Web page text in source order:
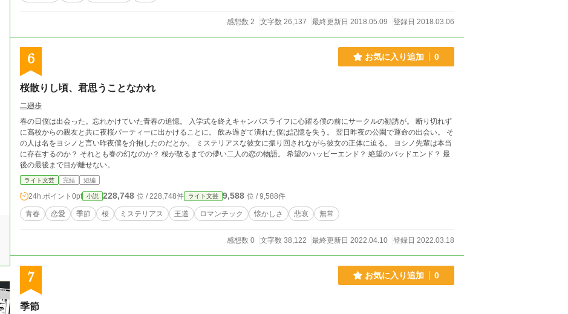
感想数 2 文字数 26,137 最終更新日 2018.05.09 登録日 2018.03.06
6 お気に入り追加 0
桜散りし頃、君思うことなかれ
二廻歩
春の日僕は出会った。忘れかけていた青春の追憶。 入学式を終えキャンパスライフに心躍る僕の前にサークルの勧誘が。 断り切れず
に高校からの親友と共に夜桜パーティーに出かけることに。 飲み過ぎて潰れた僕は記憶を失う。 翌日昨夜の公園で運命の出会い。 そ
の人は名をヨシノと言い昨夜僕を介抱したのだとか。 ミステリアスな彼女に振り回されながら彼女の正体に迫る。 ヨシノ先輩は本当
に存在するのか？ それとも春の幻なのか？ 桜が散るまでの儚い二人の恋の物語。 希望のハッピーエンド？ 絶望のバッドエンド？ 最
後の最後まで目が離せない。
ライト文芸 完結 短編
24h.ポイント 0pt 小説 228,748 位 / 228,748件 ライト文芸 9,588 位 / 9,588件
青春 恋愛 季節 桜 ミステリアス 王道 ロマンチック 懐かしさ 悲哀 無常
感想数 0 文字数 38,122 最終更新日 2022.04.10 登録日 2022.03.18
7 お気に入り追加 0
季節